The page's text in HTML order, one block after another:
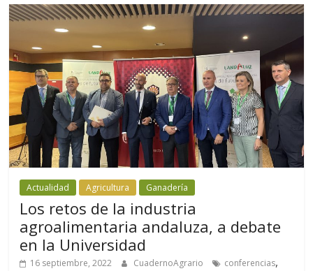
Actualidad Agricultura Ganadería
Los retos de la industria
agroalimentaria andaluza, a debate
en la Universidad
16 septiembre, 2022 CuadernoAgrario conferencias,